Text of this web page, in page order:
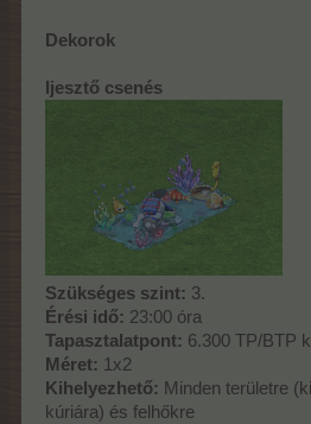
Dekorok
Ijesztő csenés
Szükséges szint: 3.
Érési idő: 23:00 óra
Tapasztalatpont: 6.300 TP/BTP
Méret: 1x2
Kihelyezhető: Minden területre
kúriára) és felhőkre